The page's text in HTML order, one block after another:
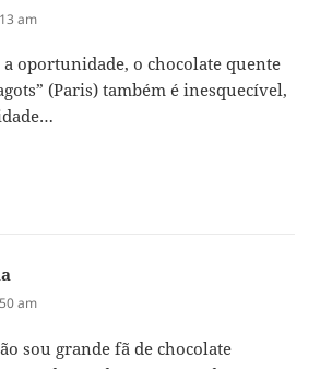
am
oportunidade, o chocolate quente
(Paris) também é inesquecível,
am
sou grande fã de chocolate